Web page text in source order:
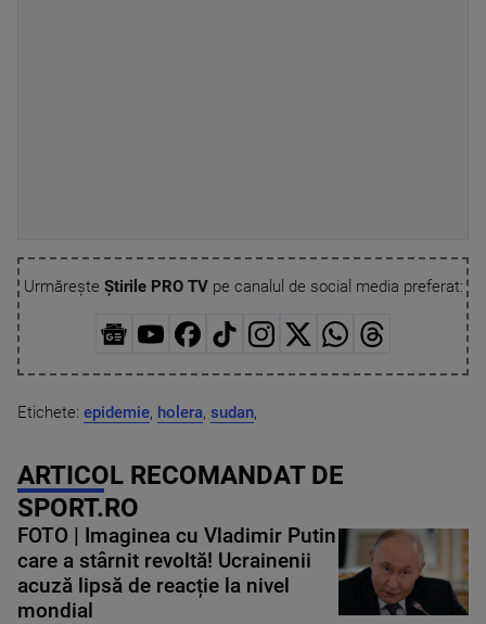
Urmărește Știrile PRO TVpe canalul de social media preferat:
Etichete: epidemie, holera, sudan,
ARTICOL RECOMANDAT DE
SPORT.RO
FOTO | Imaginea cu Vladimir Putin
care a stârnit revoltă! Ucrainenii
acuză lipsă de reacție la nivel
mondial